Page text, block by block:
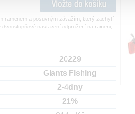
ramenem a posuvným závažím, který zachytí
nastavení odpružení na rameni,
20229
Giants Fishing
2-4dny
21%